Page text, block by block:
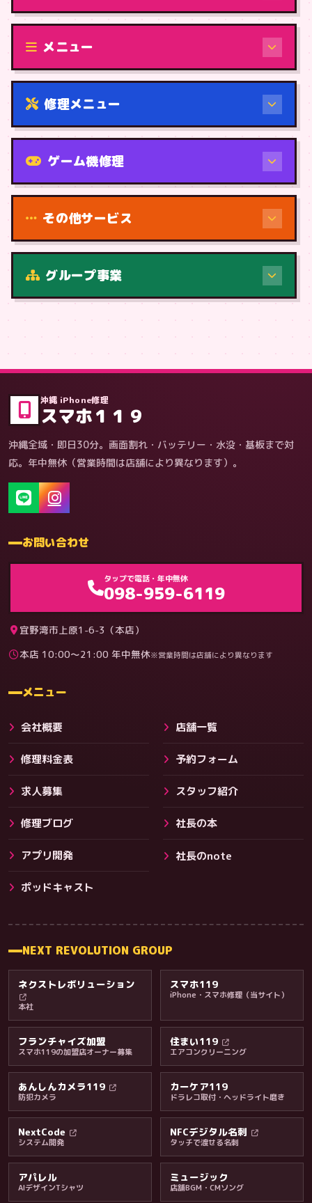
修理（機種から）
その他サービス
料金・保証・ご案内
メニュー
修理メニュー
機種から
症状・内容から
料金
ゲーム機修理
その他サービス
グループ事業
沖縄 iPhone修理
スマホ１１９
沖縄全域・即日30分。画面割れ・バッテリー・水没・基板まで対
応。年中無休（営業時間は店舗により異なります）。
お問い合わせ
タップで電話・年中無休
098-959-6119
宜野湾市上原1-6-3（本店）
本店 10:00〜21:00 年中無休※営業時間は店舗により異なります
メニュー
会社概要 店舗一覧
修理料金表 予約フォーム
求人募集 スタッフ紹介
修理ブログ 社長の本
アプリ開発 社長のnote
ポッドキャスト
NEXT REVOLUTION GROUP
ネクストレボリューション
本社
スマホ119
iPhone・スマホ修理（当サイト）
フランチャイズ加盟
スマホ119の加盟店オーナー募集
住まい119
エアコンクリーニング
あんしんカメラ119
防犯カメラ
カーケア119
ドラレコ取付・ヘッドライト磨き
NextCode
システム開発
NFCデジタル名刺
タッチで渡せる名刺
アパレル
AIデザインTシャツ
ミュージック
店舗BGM・CMソング